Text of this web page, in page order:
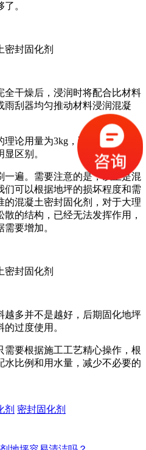
。
全干燥后，浸润时将配合比材料
刮器均匀推动材料浸润混凝
论用量为3kg，该标准与大多
区别。
一遍。需要注意的是，以上是混
们可以根据地坪的损坏程度和需
混凝土密封固化剂，对于大理
的结构，已经无法发挥作用，
要增加。
越多并不是越好，后期固化地坪
过度使用。
需要根据施工工艺精心操作，根
比例和用水量，减少不必要的
剂 密封固化剂